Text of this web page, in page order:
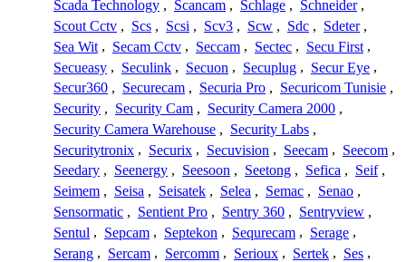
Scada Technology , Scancam , Schlage , Schneider ,
Scout Cctv , Scs , Scsi , Scv3 , Scw , Sdc , Sdeter ,
Sea Wit , Secam Cctv , Seccam , Sectec , Secu First ,
Secueasy , Seculink , Secuon , Secuplug , Secur Eye ,
Secur360 , Securecam , Securia Pro , Securicom Tunisie ,
Security , Security Cam , Security Camera 2000 ,
Security Camera Warehouse , Security Labs ,
Securitytronix , Securix , Secuvision , Seecam , Seecom ,
Seedary , Seenergy , Seesoon , Seetong , Sefica , Seif ,
Seimem , Seisa , Seisatek , Selea , Semac , Senao ,
Sensormatic , Sentient Pro , Sentry 360 , Sentryview ,
Sentul , Sepcam , Septekon , Sequrecam , Serage ,
Serang , Sercam , Sercomm , Serioux , Sertek , Ses ,